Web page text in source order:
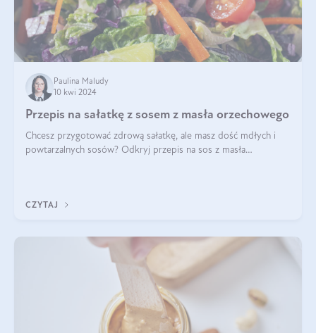
Paulina Maludy
10 kwi 2024
Przepis na sałatkę z sosem z masła orzechowego
Chcesz przygotować zdrową sałatkę, ale masz dość mdłych i
powtarzalnych sosów? Odkryj przepis na sos z masła
CZYTAJ